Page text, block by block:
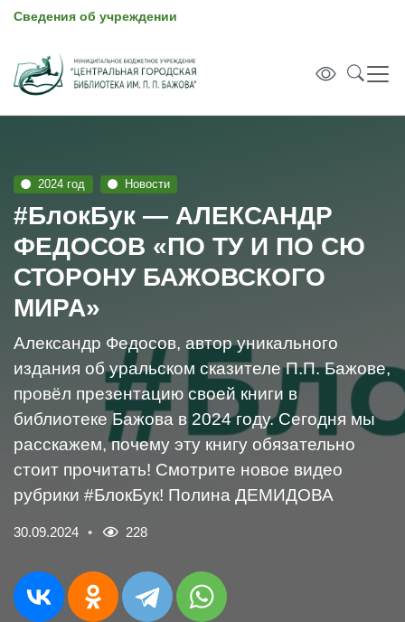
Сведения об учреждении
2024 год Новости
#БлокБук — АЛЕКСАНДР
ФЕДОСОВ «ПО ТУ И ПО СЮ
СТОРОНУ БАЖОВСКОГО
МИРА»
Александр Федосов, автор уникального
издания об уральском сказителе П.П. Бажове,
провёл презентацию своей книги в
библиотеке Бажова в 2024 году. Сегодня мы
расскажем, почему эту книгу обязательно
стоит прочитать! Смотрите новое видео
рубрики #БлокБук! Полина ДЕМИДОВА
30.09.2024 228